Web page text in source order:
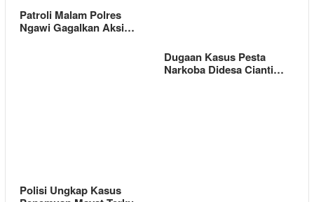
Patroli Malam Polres
Ngawi Gagalkan Aksi…
Dugaan Kasus Pesta
Narkoba Didesa Cianti…
Polisi Ungkap Kasus